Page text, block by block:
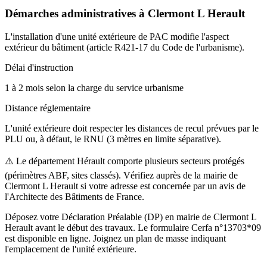
Démarches administratives à Clermont L Herault
L'installation d'une unité extérieure de PAC modifie l'aspect
extérieur du bâtiment (article R421-17 du Code de l'urbanisme).
Délai d'instruction
1 à 2 mois selon la charge du service urbanisme
Distance réglementaire
L'unité extérieure doit respecter les distances de recul prévues par le
PLU ou, à défaut, le RNU (3 mètres en limite séparative).
⚠️ Le département Hérault comporte plusieurs secteurs protégés
(périmètres ABF, sites classés). Vérifiez auprès de la mairie de
Clermont L Herault si votre adresse est concernée par un avis de
l'Architecte des Bâtiments de France.
Déposez votre Déclaration Préalable (DP) en mairie de Clermont L
Herault avant le début des travaux. Le formulaire Cerfa n°13703*09
est disponible en ligne. Joignez un plan de masse indiquant
l'emplacement de l'unité extérieure.